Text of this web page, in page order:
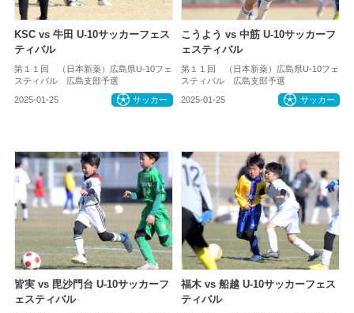
KSC vs 牛田 U-10サッカーフェス
ティバル
第１１回 （日本新薬）広島県U-10フェ
スティバル 広島支部予選
2025-01-25 サッカー
こうよう vs 中筋 U-10サッカーフ
ェスティバル
第１１回 （日本新薬）広島県U-10フェ
スティバル 広島支部予選
2025-01-25 サッカー
皆実 vs 毘沙門台 U-10サッカーフ
ェスティバル
福木 vs 船越 U-10サッカーフェス
ティバル